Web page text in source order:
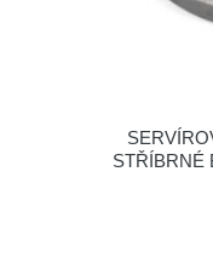
STŘÍBRNÉ